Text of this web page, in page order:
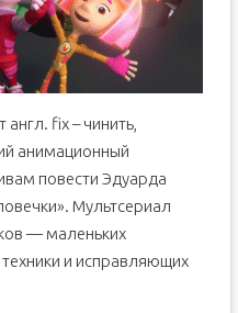
англ. fix – чинить,
анимационный
повести Эдуарда
Мультсериал
— маленьких
и исправляющих